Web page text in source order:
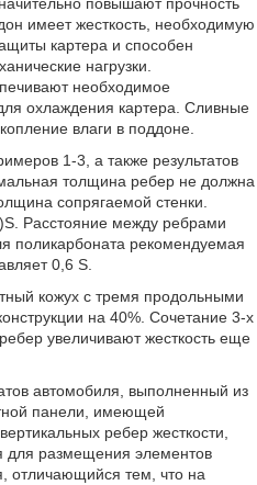
имеет жесткость, необходимую
картера и способен
нагрузки.
необходимое
охлаждения картера. Сливные
влаги в поддоне.
1-3, а также результатов
толщина ребер не должна
сопрягаемой стенки.
Расстояние между ребрами
поликарбоната рекомендуемая
0,6 S.
кожух с тремя продольными
на 40%. Сочетание 3-х
увеличивают жесткость еще
автомобиля, выполненный из
панели, имеющей
ребер жесткости,
для размещения элементов
отличающийся тем, что на